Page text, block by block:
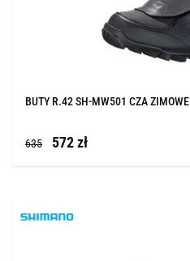
BUTY R.42 SH-MW501 CZA ZIMOWE
635 572 zł